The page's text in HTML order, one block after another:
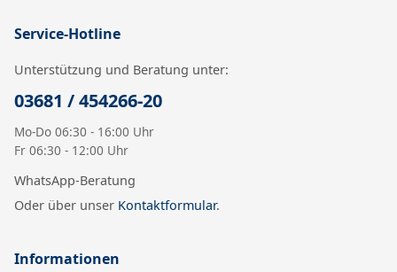
Service-Hotline
Unterstützung und Beratung unter:
03681 / 454266-20
Mo-Do 06:30 - 16:00 Uhr
Fr 06:30 - 12:00 Uhr
WhatsApp-Beratung
Oder über unser Kontaktformular.
Informationen